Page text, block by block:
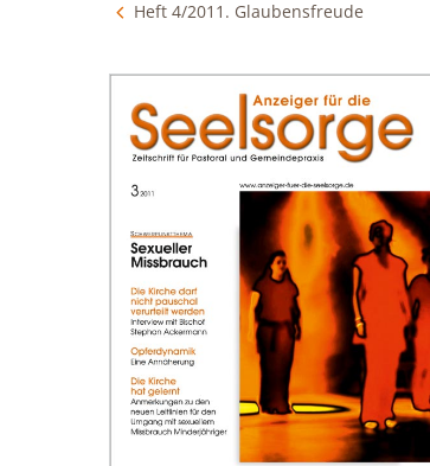
Heft 4/2011. Glaubensfreude